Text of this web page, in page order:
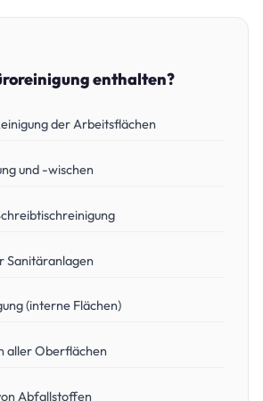
enthalten?
der Arbeitsflächen
und -wischen
Sanitäranlagen
(interne Flächen)
aller Oberflächen
Abfallstoffen